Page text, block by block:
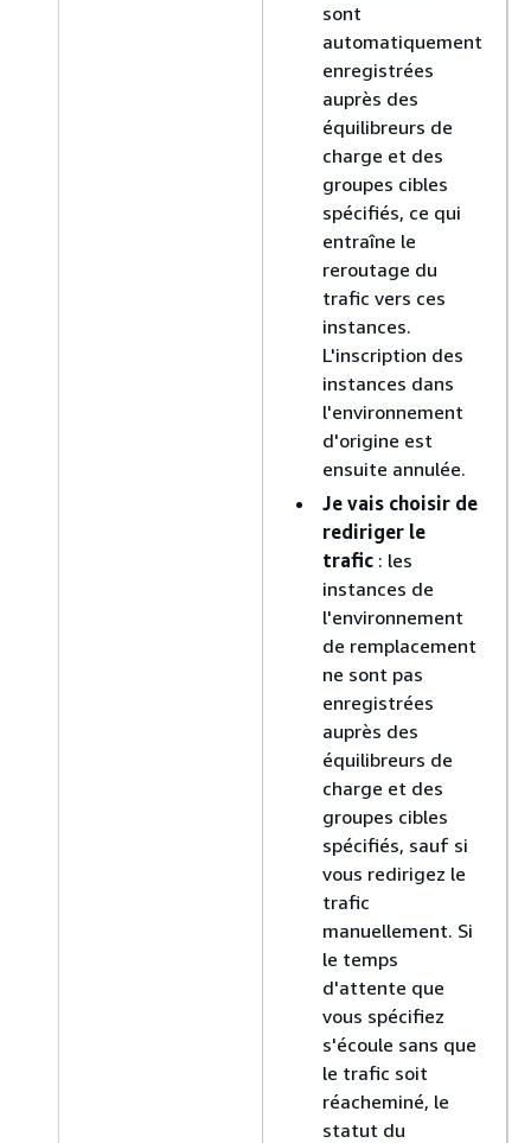
sont
automatiquement
enregistrées
auprès des
équilibreurs de
charge et des
groupes cibles
spécifiés, ce qui
entraîne le
reroutage du
trafic vers ces
instances.
L'inscription des
instances dans
l'environnement
d'origine est
ensuite annulée.
Je vais choisir de
rediriger le
trafic : les
instances de
l'environnement
de remplacement
ne sont pas
enregistrées
auprès des
équilibreurs de
charge et des
groupes cibles
spécifiés, sauf si
vous redirigez le
trafic
manuellement. Si
le temps
d'attente que
vous spécifiez
s'écoule sans que
le trafic soit
réacheminé, le
statut du